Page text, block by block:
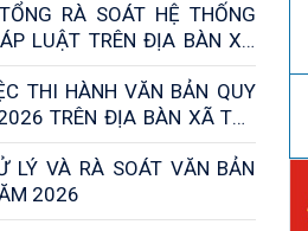
RÀ SOÁT HỆ THỐNG
LUẬT TRÊN ĐỊA BÀN XÃ
THI HÀNH VĂN BẢN QUY
TRÊN ĐỊA BÀN XÃ TÂY
LÝ VÀ RÀ SOÁT VĂN BẢN
2026